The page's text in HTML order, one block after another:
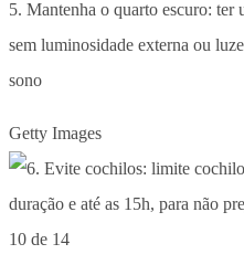
5. Mantenha o quarto escuro: ter
sem luminosidade externa ou
sono
Getty Images
10 de 14